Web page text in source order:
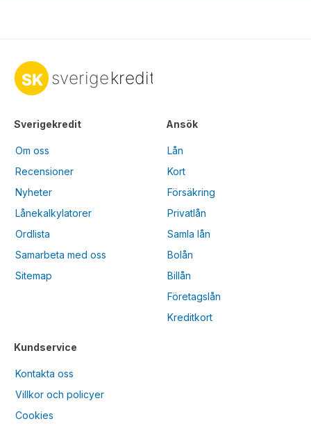
Sverigekredit
Om oss
Recensioner
Nyheter
Lånekalkylatorer
Ordlista
Samarbeta med oss
Sitemap
Kundservice
Kontakta oss
Villkor och policyer
Cookies
Ansök
Lån
Kort
Försäkring
Privatlån
Samla lån
Bolån
Billån
Företagslån
Kreditkort